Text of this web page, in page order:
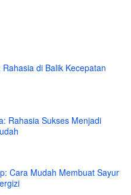
di Balik Kecepatan
Rahasia Sukses Menjadi
Cara Mudah Membuat Sayur